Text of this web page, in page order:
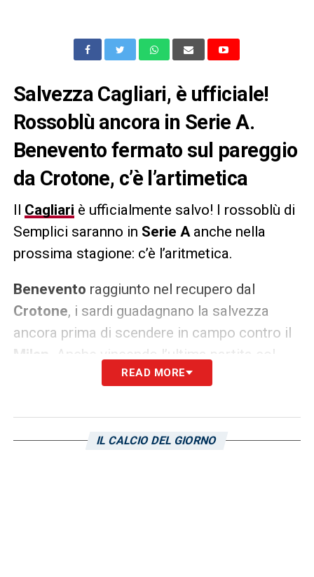
Salvezza Cagliari, è ufficiale!
Rossoblù ancora in Serie A.
Benevento fermato sul pareggio
da Crotone, c’è l’artimetica
Il Cagliari è ufficialmente salvo! I rossoblù di
Semplici saranno in Serie A anche nella
prossima stagione: c’è l’aritmetica.
Benevento raggiunto nel recupero dal
Crotone, i sardi guadagnano la salvezza
ancora prima di scendere in campo contro il
Milan
. Anche vincendo l’ultima partita col
le Streghe diInzaghinon potrebbero
classifica. Obiettivo definitivamente
raggiunto: si può festeggiare!
READ MORE
IL CALCIO DEL GIORNO